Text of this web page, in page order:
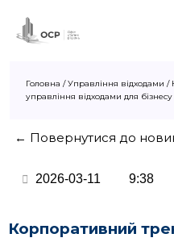
Головна /Управління відходами /
управління відходами для бізнесу
← Повернутися до
2026-03-11 9:38
Корпоративний